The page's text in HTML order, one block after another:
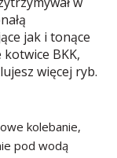
jak i tonące
BKK,
więcej ryb.
kolebanie,
pod wodą